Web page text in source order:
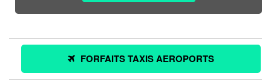
FORFAITS TAXIS AEROPORTS